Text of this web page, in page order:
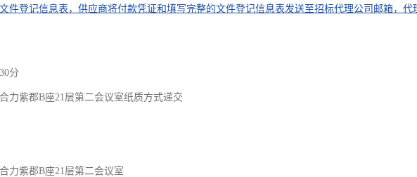
件登记信息表，供应商将付款凭证和填写完整的文件登记信息表发送至招标代理公司邮箱，代
分
力紫郡B座21层第二会议室纸质方式递交
力紫郡B座21层第二会议室